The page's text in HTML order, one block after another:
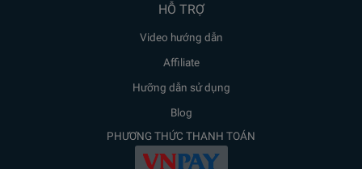
HỖ TRỢ
Video hướng dẫn
Affiliate
Hưỡng dẫn sử dụng
Blog
PHƯƠNG THỨC THANH TOÁN